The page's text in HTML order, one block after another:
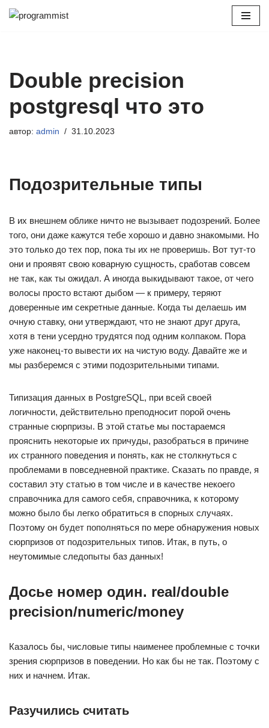
Double precision
postgresql что это
автор: admin 31.10.2023
Подозрительные типы
В их внешнем облике ничто не вызывает подозрений. Более
того, они даже кажутся тебе хорошо и давно знакомыми. Но
это только до тех пор, пока ты их не проверишь. Вот тут-то
они и проявят свою коварную сущность, сработав совсем
не так, как ты ожидал. А иногда выкидывают такое, от чего
волосы просто встают дыбом — к примеру, теряют
доверенные им секретные данные. Когда ты делаешь им
очную ставку, они утверждают, что не знают друг друга,
хотя в тени усердно трудятся под одним колпаком. Пора
уже наконец-то вывести их на чистую воду. Давайте же и
мы разберемся с этими подозрительными типами.
Типизация данных в PostgreSQL, при всей своей
логичности, действительно преподносит порой очень
странные сюрпризы. В этой статье мы постараемся
прояснить некоторые их причуды, разобраться в причине
их странного поведения и понять, как не столкнуться с
проблемами в повседневной практике. Сказать по правде, я
составил эту статью в том числе и в качестве некоего
справочника для самого себя, справочника, к которому
можно было бы легко обратиться в спорных случаях.
Поэтому он будет пополняться по мере обнаружения новых
сюрпризов от подозрительных типов. Итак, в путь, о
неутомимые следопыты баз данных!
Досье номер один. real/double
precision/numeric/money
Казалось бы, числовые типы наименее проблемные с точки
зрения сюрпризов в поведении. Но как бы не так. Поэтому с
них и начнем. Итак.
Разучились считать